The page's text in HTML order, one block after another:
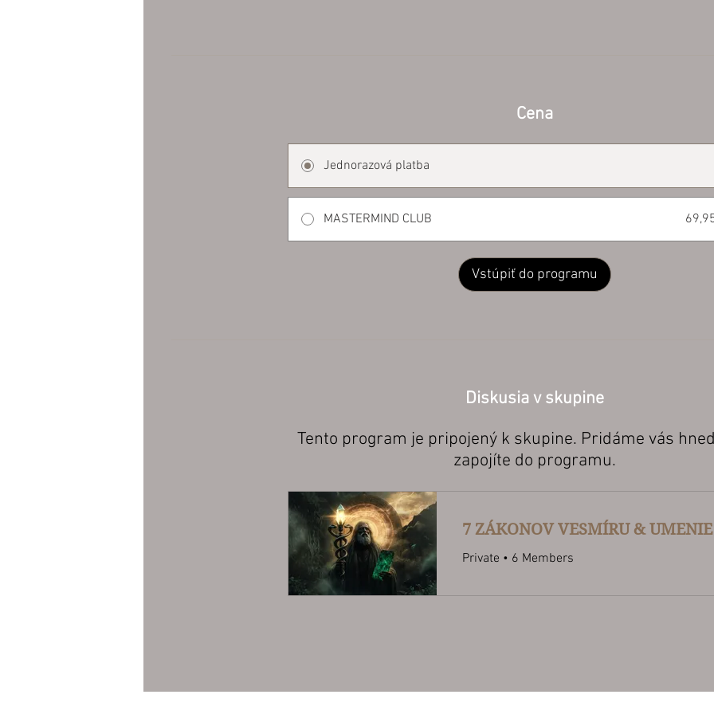
Cena
Jednorazová platba
MASTERMIND CLUB
Vstúpiť do programu
Diskusia v skupine
Tento program je pripojený k skupine. Pridáme vás
zapojíte do programu.
Private • 6 Members